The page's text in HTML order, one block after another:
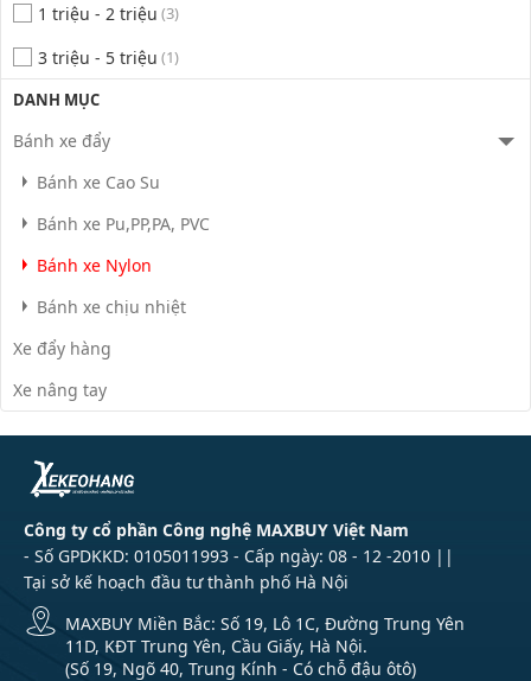
1 triệu - 2 triệu (3)
3 triệu - 5 triệu (1)
DANH MỤC
Bánh xe đẩy
Bánh xe Cao Su
Bánh xe Pu,PP,PA, PVC
Bánh xe Nylon
Bánh xe chịu nhiệt
Xe đẩy hàng
Xe nâng tay
Công ty cổ phần Công nghệ MAXBUY Việt Nam
- Số GPDKKD: 0105011993 - Cấp ngày: 08 - 12 -2010 ||
Tại sở kế hoạch đầu tư thành phố Hà Nội
MAXBUY Miền Bắc: Số 19, Lô 1C, Đường Trung Yên
11D, KĐT Trung Yên, Cầu Giấy, Hà Nội.
(Số 19, Ngõ 40, Trung Kính - Có chỗ đậu ôtô)